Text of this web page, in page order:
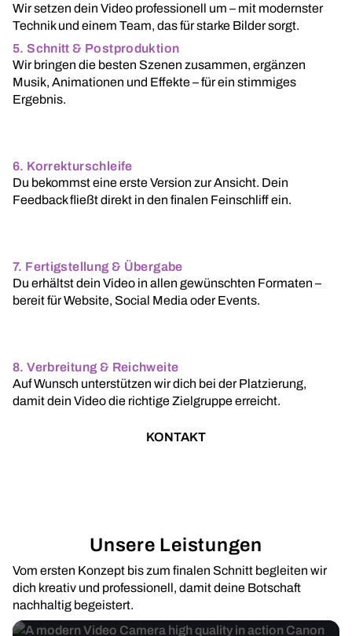
Wir setzen dein Video professionell um – mit modernster
Technik und einem Team, das für starke Bilder sorgt.
5. Schnitt & Postproduktion
Wir bringen die besten Szenen zusammen, ergänzen
Musik, Animationen und Effekte – für ein stimmiges
Ergebnis.
6. Korrekturschleife
Du bekommst eine erste Version zur Ansicht. Dein
Feedback fließt direkt in den finalen Feinschliff ein.
7. Fertigstellung & Übergabe
Du erhältst dein Video in allen gewünschten Formaten –
bereit für Website, Social Media oder Events.
8. Verbreitung & Reichweite
Auf Wunsch unterstützen wir dich bei der Platzierung,
damit dein Video die richtige Zielgruppe erreicht.
KONTAKT
Unsere Leistungen
Vom ersten Konzept bis zum finalen Schnitt begleiten wir
dich kreativ und professionell, damit deine Botschaft
nachhaltig begeistert.